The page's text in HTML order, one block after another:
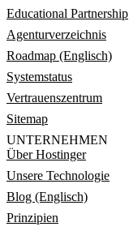
Educational Partnership
Agenturverzeichnis
Roadmap (Englisch)
Systemstatus
Vertrauenszentrum
Sitemap
UNTERNEHMEN
Über Hostinger
Unsere Technologie
Blog (Englisch)
Prinzipien